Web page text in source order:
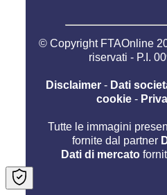
© Copyright FTAOnline
riservati - P.I.
Disclaimer- Dati
cookie-
Tutte le immagini
fornite dal partner
Dati di mercato